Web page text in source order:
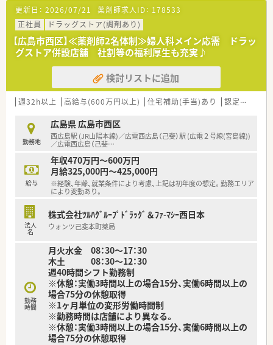
更新日： 2026/07/21 薬剤師求人ID： 178533
正社員
ドラッグストア(調剤あり)
【広島市西区】≪薬剤師2名体制≫婦人科メイン応需 ドラッ
グストア併設店舗 社割等の福利厚生も充実♪
検討リストに追加
週32h以上 高給与(600万円以上) 住宅補助(手当)あり 認定薬剤師取得支援あり
勤務地
広島県 広島市西区
西広島駅 (JR山陽本線)／広電西広島（己斐）駅 (広電２号線(宮島線))
／広電西広島（己斐…
給与
年収470万円～600万円
月給325,000円～425,000円
※経験、年齢、就業条件により考慮、上記は初年度の想定。勤務エリア
により変動あり。
法人
名
株式会社ﾂﾙﾊｸﾞﾙｰﾌﾟﾄﾞﾗｯｸﾞ＆ﾌｧ-ﾏｼｰ西日本
ウォンツ己斐本町薬局
勤務
時間
月火水金 08：30～17：30
木土 08：30～12：30
週40時間シフト勤務制
※休憩：実働3時間以上の場合15分、実働6時間以上の
場合75分の休憩取得
※1ヶ月単位の変形労働時間制
※勤務時間は店舗により異なる。
※休憩：実働3時間以上の場合15分、実働6時間以上の
場合75分の休憩取得